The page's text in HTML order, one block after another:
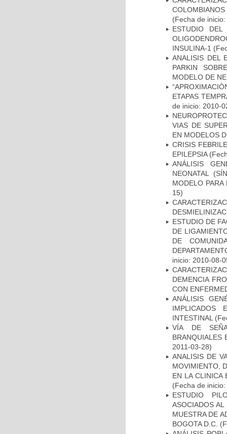
(Fecha de
ESTUDIO
INSULINA-1
ANALISIS DEL
PARKIN
MODELO DE
ETAPAS
de inicio: 2010-
VIAS DE
EN MODELOS
CRISIS
EPILEPSIA
ANÁLISIS
NEONATAL
MODELO
15)
ESTUDIO DE
DE
DE
inicio: 2010-08-
DEMENCIA
CON
ANÁLISIS
IMPLICADOS
INTESTINAL
VÍA DE
BRANQUIALES
2011-03-28)
ANALISIS DE
MOVIMIENTO,
EN LA CLINICA
(Fecha de
ESTUDIO
ASOCIADOS
MUESTRA DE
BOGOTA D.C.